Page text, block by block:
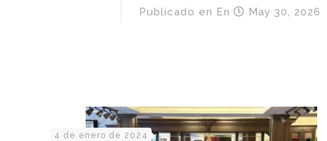
Publicado en En May 30, 2026
4 de enero de 2024